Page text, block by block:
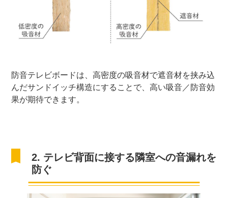
防音テレビボードは、高密度の吸音材で遮音材を挟み込
んだサンドイッチ構造にすることで、高い吸音／防音効
果が期待できます。
2. テレビ背面に接する隣室への音漏れを
防ぐ